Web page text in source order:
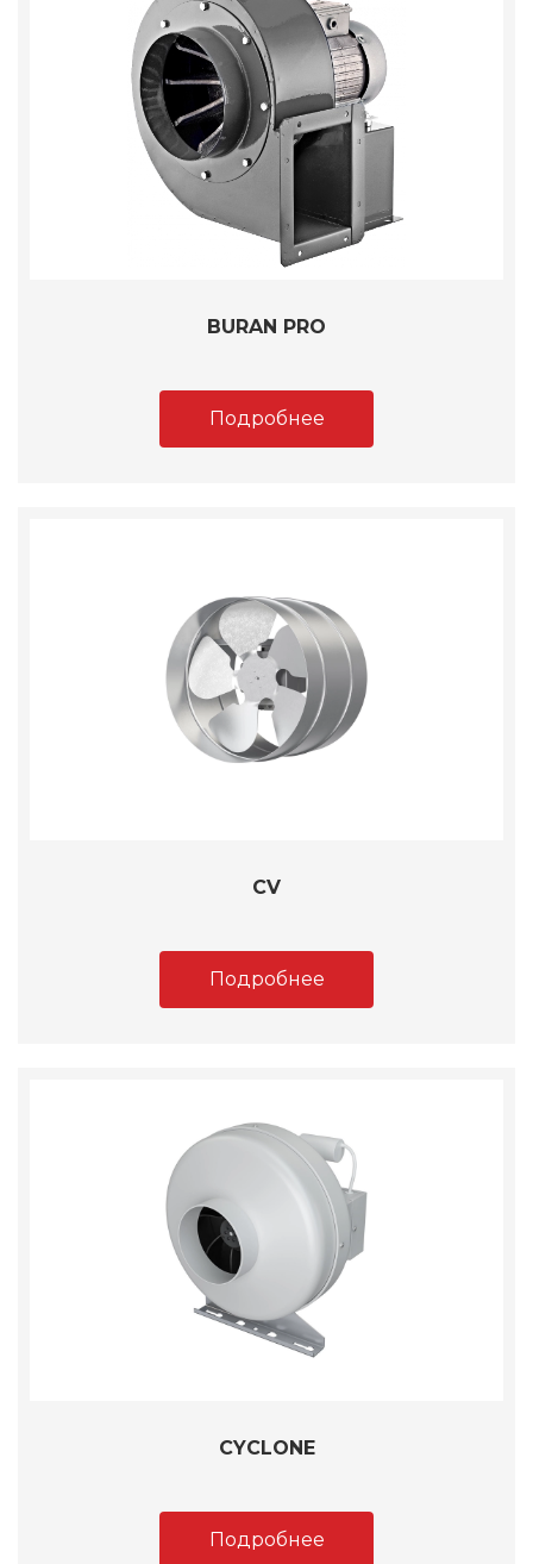
BURAN PRO
Подробнее
CV
Подробнее
CYCLONE
Подробнее